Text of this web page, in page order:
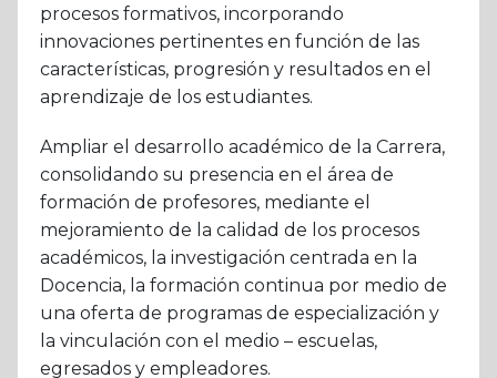
procesos formativos, incorporando
innovaciones pertinentes en función de las
características, progresión y resultados en el
aprendizaje de los estudiantes.
Ampliar el desarrollo académico de la Carrera,
consolidando su presencia en el área de
formación de profesores, mediante el
mejoramiento de la calidad de los procesos
académicos, la investigación centrada en la
Docencia, la formación continua por medio de
una oferta de programas de especialización y
la vinculación con el medio – escuelas,
egresados y empleadores.